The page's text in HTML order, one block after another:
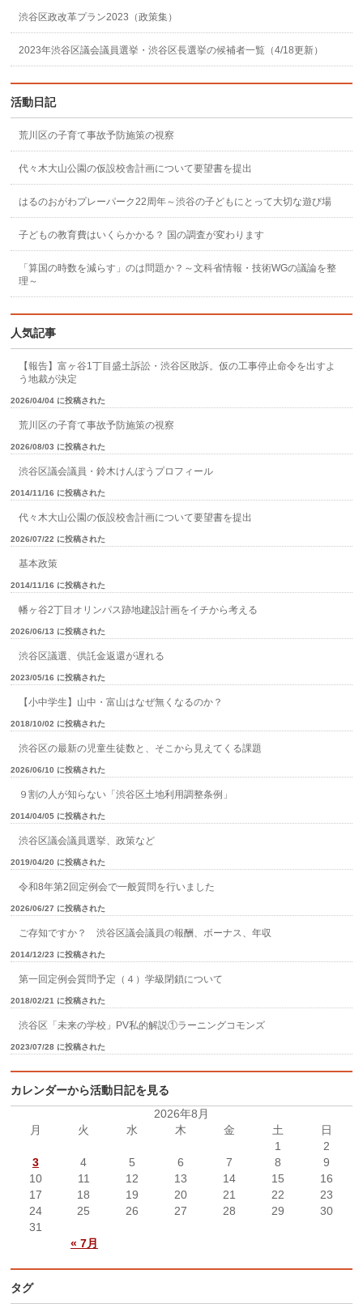
渋谷区政改革プラン2023（政策集）
2023年渋谷区議会議員選挙・渋谷区長選挙の候補者一覧（4/18更新）
活動日記
荒川区の子育て事故予防施策の視察
代々木大山公園の仮設校舎計画について要望書を提出
はるのおがわプレーパーク22周年～渋谷の子どもにとって大切な遊び場
子どもの教育費はいくらかかる？ 国の調査が変わります
「算国の時数を減らす」のは問題か？～文科省情報・技術WGの議論を整
理～
人気記事
【報告】富ヶ谷1丁目盛土訴訟・渋谷区敗訴。仮の工事停止命令を出すよ
う地裁が決定
2026/04/04 に投稿された
荒川区の子育て事故予防施策の視察
2026/08/03 に投稿された
渋谷区議会議員・鈴木けんぽうプロフィール
2014/11/16 に投稿された
代々木大山公園の仮設校舎計画について要望書を提出
2026/07/22 に投稿された
基本政策
2014/11/16 に投稿された
幡ヶ谷2丁目オリンパス跡地建設計画をイチから考える
2026/06/13 に投稿された
渋谷区議選、供託金返還が遅れる
2023/05/16 に投稿された
【小中学生】山中・富山はなぜ無くなるのか？
2018/10/02 に投稿された
渋谷区の最新の児童生徒数と、そこから見えてくる課題
2026/06/10 に投稿された
９割の人が知らない「渋谷区土地利用調整条例」
2014/04/05 に投稿された
渋谷区議会議員選挙、政策など
2019/04/20 に投稿された
令和8年第2回定例会で一般質問を行いました
2026/06/27 に投稿された
ご存知ですか？ 渋谷区議会議員の報酬、ボーナス、年収
2014/12/23 に投稿された
第一回定例会質問予定（４）学級閉鎖について
2018/02/21 に投稿された
渋谷区「未来の学校」PV私的解説①ラーニングコモンズ
2023/07/28 に投稿された
カレンダーから活動日記を見る
2026年8月
月
火 水 木 金 土 日
« 7月
1
2
3
4 5 6 7 8
9
10
11 12 13 14 15
16
17
18 19 20 21 22
23
24
25 26 27 28 29
30
31
タグ